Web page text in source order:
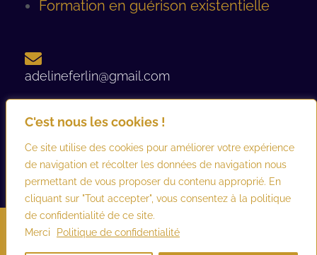
C'est nous les cookies !
Ce site utilise des cookies pour améliorer votre expérience
de navigation et récolter les données de navigation nous
permettant de vous proposer du contenu approprié. En
cliquant sur "Tout accepter", vous consentez à la politique
de confidentialité de ce site.
Merci
Politique de confidentialité
Formation en guérison existentielle
adelineferlin@gmail.com
Conditions générales d’utilisation et de vente